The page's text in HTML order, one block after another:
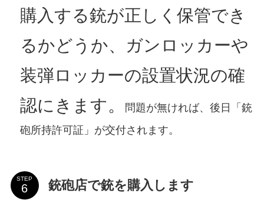
購入する銃が正しく保管でき
るかどうか、ガンロッカーや
装弾ロッカーの設置状況の確
認にきます。
問題が無ければ、後日「銃
砲所持許可証」が交付されます。
STEP 銃砲店で銃を購入します